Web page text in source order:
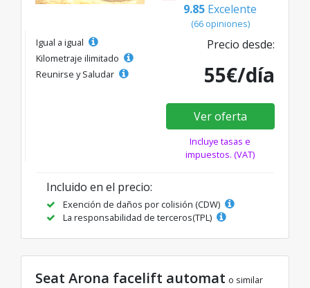
9.85 Excelente
(66 opiniones)
Igual a igual
Kilometraje ilimitado
Reunirse y Saludar
Precio desde:
55€/día
Ver oferta
Incluye tasas e
impuestos. (VAT)
Incluido en el precio:
Exención de daños por colisión (CDW)
La responsabilidad de terceros(TPL)
Seat Arona facelift automat o similar